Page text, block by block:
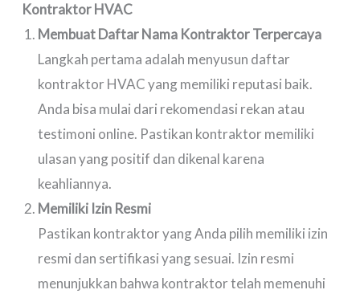
Kontraktor HVAC
Membuat Daftar Nama Kontraktor Terpercaya
Langkah pertama adalah menyusun daftar
kontraktor HVAC yang memiliki reputasi baik.
Anda bisa mulai dari rekomendasi rekan atau
testimoni online. Pastikan kontraktor memiliki
ulasan yang positif dan dikenal karena
keahliannya.
Memiliki Izin Resmi
Pastikan kontraktor yang Anda pilih memiliki izin
resmi dan sertifikasi yang sesuai. Izin resmi
menunjukkan bahwa kontraktor telah memenuhi